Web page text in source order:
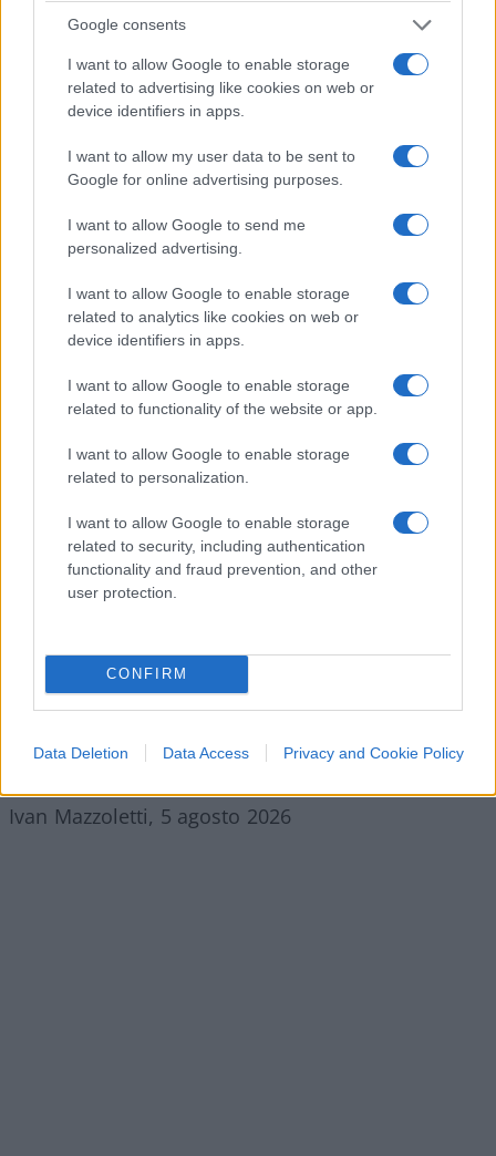
Google consents
I want to allow Google to enable storage
related to advertising like cookies on web or
device identifiers in apps.
I want to allow my user data to be sent to
Google for online advertising purposes.
I want to allow Google to send me
personalized advertising.
I want to allow Google to enable storage
related to analytics like cookies on web or
device identifiers in apps.
I want to allow Google to enable storage
related to functionality of the website or app.
I want to allow Google to enable storage
related to personalization.
I want to allow Google to enable storage
related to security, including authentication
functionality and fraud prevention, and other
user protection.
CONFIRM
Data Deletion Data Access Privacy and Cookie Policy
alternativo, i quattro giorni che separarono quel
concerto dalla scomparsa di Pino Danielenon
sarebbero stati gli ultimi di una storia in
sospeso ma l’inizio di un nuovo inizio
proprio la sensazione di un tempo mancato per
pochissimo — quel “non abbiamo avuto il tempo
di dircelo”, come lo definisce Fabiola stessa — a
rendere questa ipotesi tanto struggente quanto
impossibile da verificare.
Resta, come dice lei nel libro che ha dedicato a
questa parte fondamentale della sua vita, “l’amore
ogni “se”.
Ivan Mazzoletti, 5 agosto 2026